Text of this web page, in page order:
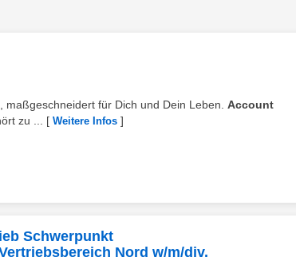
maßgeschneidert für Dich und Dein Leben. Account
zu ... [ Weitere Infos ]
Schwerpunkt
Nord w/m/div.